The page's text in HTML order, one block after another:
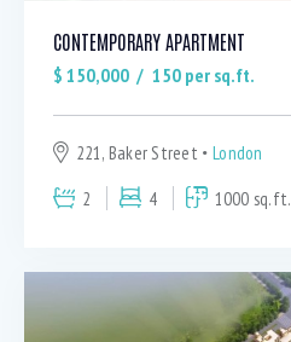
Bathrooms
Area size
Air Conditioning (9)
Barbeque (10)
CONTEMPORARY APARTMENT
$ 150,000 150 per sq.ft.
221, Baker Street
London
2
4 1000 sq.ft.